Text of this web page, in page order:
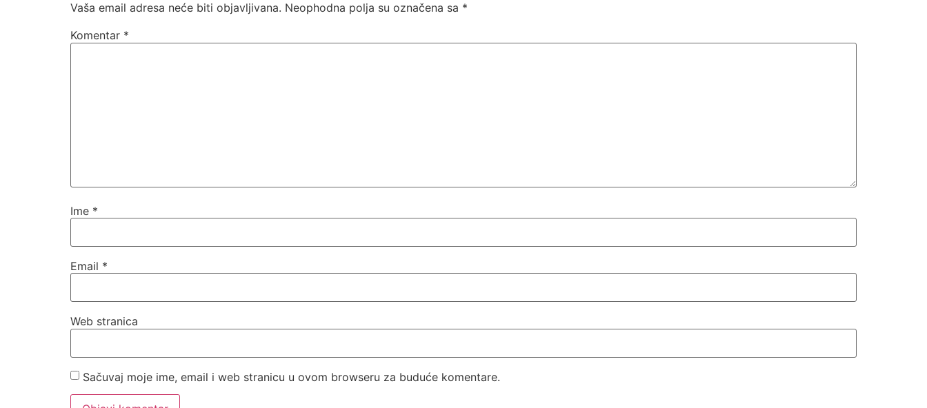
Vaša email adresa neće biti objavljivana. Neophodna polja su označena sa *
Komentar *
Ime *
Email *
Web stranica
Sačuvaj moje ime, email i web stranicu u ovom browseru za buduće komentare.